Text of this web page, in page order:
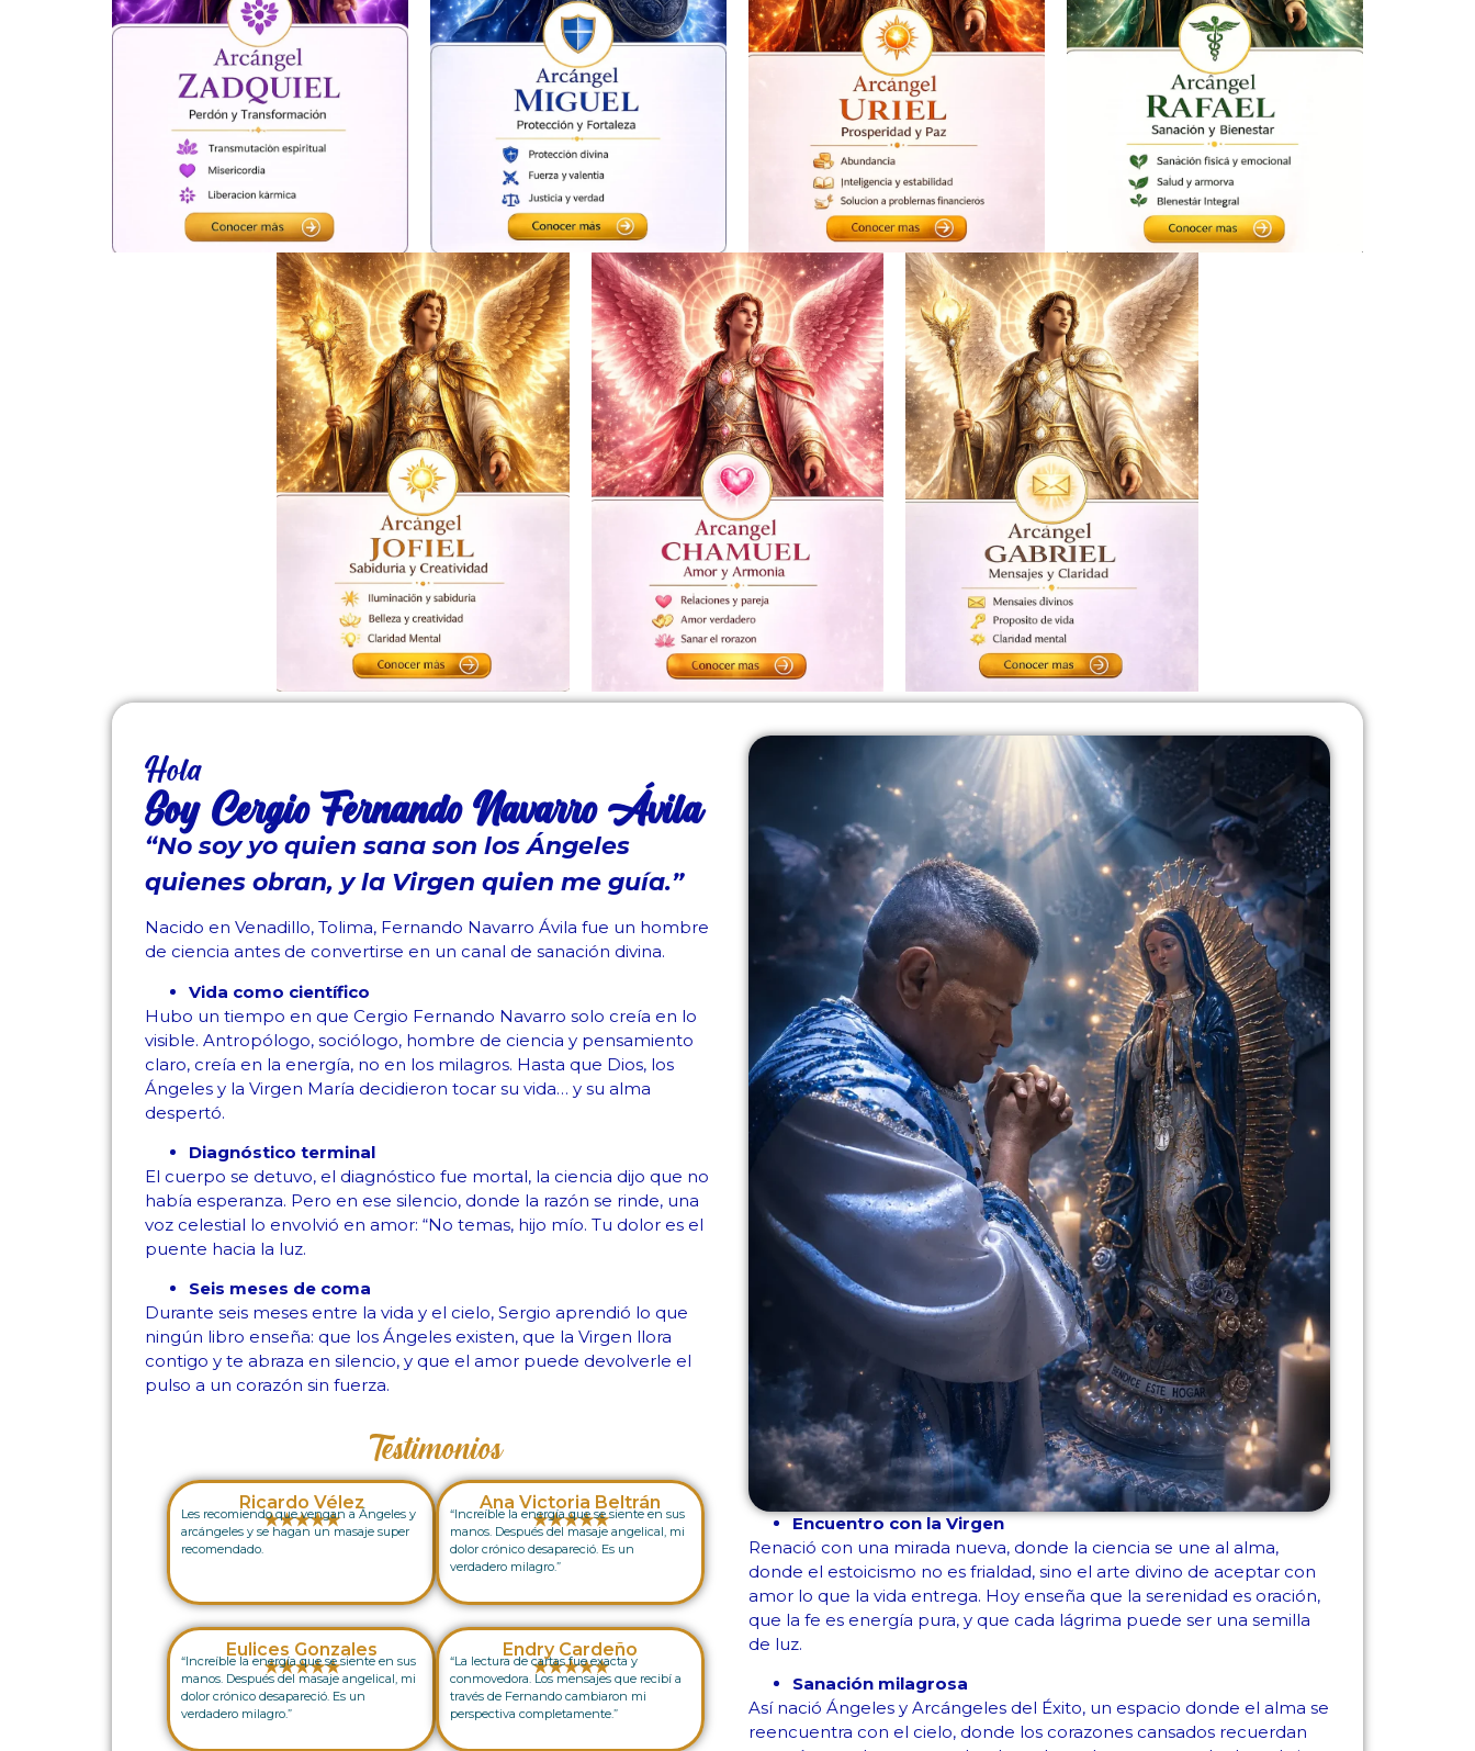
Hola!
Soy Cergio Fernando Navarro Ávila
“No soy yo quien sana son los Ángeles
quienes obran, y la Virgen quien me guía.”
Nacido en Venadillo, Tolima, Fernando Navarro Ávila fue un hombre
de ciencia antes de convertirse en un canal de sanación divina.
Vida como científico
Hubo un tiempo en que Cergio Fernando Navarro solo creía en lo
visible. Antropólogo, sociólogo, hombre de ciencia y pensamiento
claro, creía en la energía, no en los milagros. Hasta que Dios, los
Ángeles y la Virgen María decidieron tocar su vida… y su alma
despertó.
Diagnóstico terminal
El cuerpo se detuvo, el diagnóstico fue mortal, la ciencia dijo que no
había esperanza. Pero en ese silencio, donde la razón se rinde, una
voz celestial lo envolvió en amor: “No temas, hijo mío. Tu dolor es el
puente hacia la luz.
Seis meses de coma
Durante seis meses entre la vida y el cielo, Sergio aprendió lo que
ningún libro enseña: que los Ángeles existen, que la Virgen llora
contigo y te abraza en silencio, y que el amor puede devolverle el
pulso a un corazón sin fuerza.
Testimonios
Ricardo Vélez
★★★★★
Les recomiendo que vengan a Ángeles y
arcángeles y se hagan un masaje super
recomendado.
Ana Victoria Beltrán
★★★★★
“Increíble la energía que se siente en sus
manos. Después del masaje angelical, mi
dolor crónico desapareció. Es un
verdadero milagro.”
Eulices Gonzales
★★★★★
“Increíble la energía que se siente en sus
manos. Después del masaje angelical, mi
dolor crónico desapareció. Es un
verdadero milagro.”
Endry Cardeño
★★★★★
“La lectura de cartas fue exacta y
conmovedora. Los mensajes que recibí a
través de Fernando cambiaron mi
perspectiva completamente.”
Encuentro con la Virgen
Renació con una mirada nueva, donde la ciencia se une al alma,
donde el estoicismo no es frialdad, sino el arte divino de aceptar con
amor lo que la vida entrega. Hoy enseña que la serenidad es oración,
que la fe es energía pura, y que cada lágrima puede ser una semilla
de luz.
Sanación milagrosa
Así nació Ángeles y Arcángeles del Éxito, un espacio donde el alma se
reencuentra con el cielo, donde los corazones cansados recuerdan